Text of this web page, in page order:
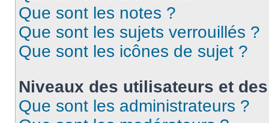
Que sont les notes ?
Que sont les sujets verrouillés ?
Que sont les icônes de sujet ?
Niveaux des utilisateurs et
Que sont les administrateurs ?